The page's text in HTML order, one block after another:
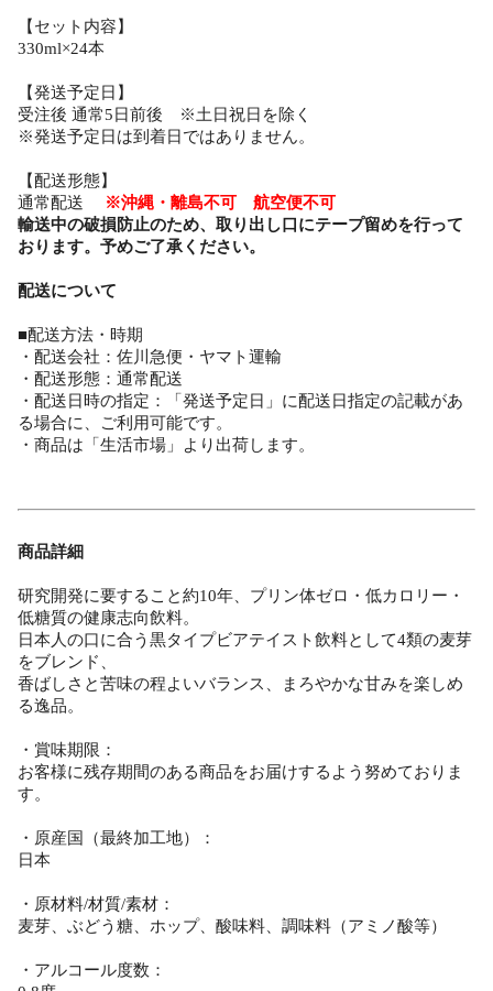
【セット内容】
330ml×24本
【発送予定日】
受注後 通常5日前後 ※土日祝日を除く
※発送予定日は到着日ではありません。
【配送形態】
通常配送
※沖縄・離島不可 航空便不可
輸送中の破損防止のため、取り出し口にテープ留めを行って
おります。予めご了承ください。
配送について
■配送方法・時期
・配送会社：佐川急便・ヤマト運輸
・配送形態：通常配送
・配送日時の指定：「発送予定日」に配送日指定の記載があ
る場合に、ご利用可能です。
・商品は「生活市場」より出荷します。
商品詳細
研究開発に要すること約10年、プリン体ゼロ・低カロリー・
低糖質の健康志向飲料。
日本人の口に合う黒タイプビアテイスト飲料として4類の麦芽
をブレンド、
香ばしさと苦味の程よいバランス、まろやかな甘みを楽しめ
る逸品。
・賞味期限：
お客様に残存期間のある商品をお届けするよう努めておりま
す。
・原産国（最終加工地）：
日本
・原材料/材質/素材：
麦芽、ぶどう糖、ホップ、酸味料、調味料（アミノ酸等）
・アルコール度数：